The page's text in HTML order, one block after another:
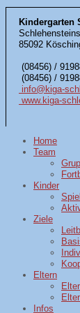
Kindergarten
85092
(08456) /
(08456) /
info@kiga-
www.kiga-
Home
Team
Kinder
Ziele
Eltern
Infos